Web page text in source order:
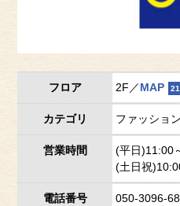
フロア 2F／MAP 21
カテゴリ ファッション
営業時間
(平日)11:00
(土日祝
電話番号 050-3096-